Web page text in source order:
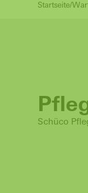
Startseite
Schüco